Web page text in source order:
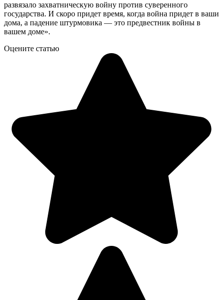
развязало захватническую войну против суверенного
государства. И скоро придет время, когда война придет в ваши
дома, а падение штурмовика — это предвестник войны в
вашем доме».
Оцените статью